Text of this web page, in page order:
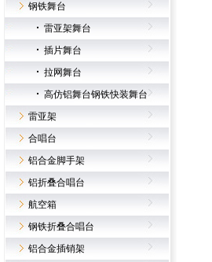
钢铁舞台
雷亚架舞台
插片舞台
拉网舞台
高仿铝舞台钢铁快装舞台
雷亚架
合唱台
铝合金脚手架
铝折叠合唱台
航空箱
钢铁折叠合唱台
铝合金插销架